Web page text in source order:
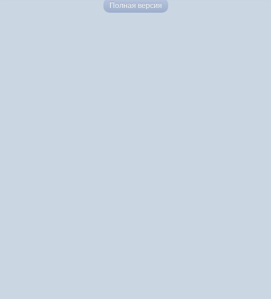
Полная версия